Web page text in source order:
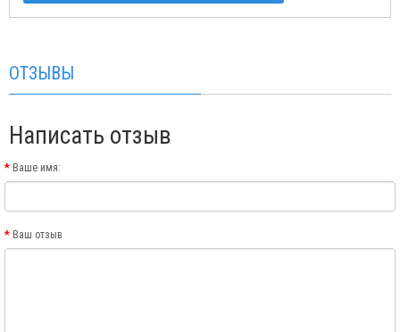
ОТЗЫВЫ
Написать отзыв
Ваше имя:
Ваш отзыв